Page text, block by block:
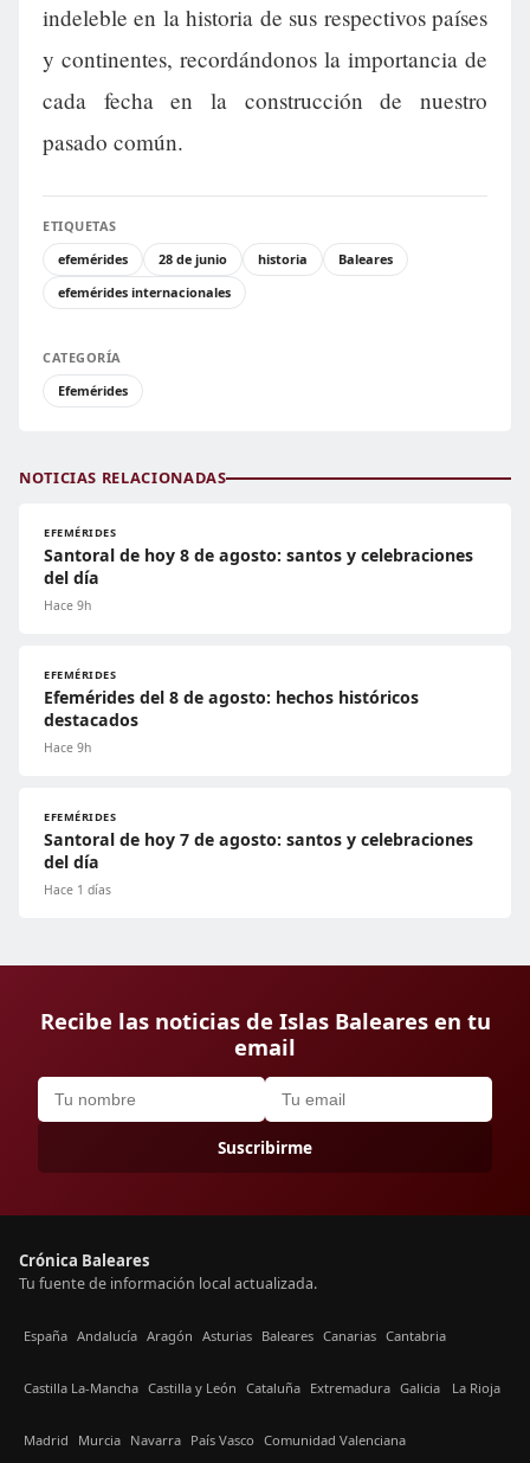
indeleble en la historia de sus respectivos países
y continentes, recordándonos la importancia de
cada fecha en la construcción de nuestro
pasado común.
ETIQUETAS
efemérides
28 de junio historia
Baleares
efemérides internacionales
CATEGORÍA
Efemérides
NOTICIAS RELACIONADAS
EFEMÉRIDES
Santoral de hoy 8 de agosto: santos y celebraciones
del día
Hace 9h
EFEMÉRIDES
Efemérides del 8 de agosto: hechos históricos
destacados
Hace 9h
EFEMÉRIDES
Santoral de hoy 7 de agosto: santos y celebraciones
del día
Hace 1 días
Recibe las noticias de Islas Baleares en tu
email
Suscribirme
Crónica Baleares
Tu fuente de información local actualizada.
España Andalucía Aragón Asturias Baleares Canarias Cantabria
Castilla La-Mancha Castilla y León Cataluña Extremadura Galicia La Rioja
Madrid Murcia Navarra País Vasco Comunidad Valenciana